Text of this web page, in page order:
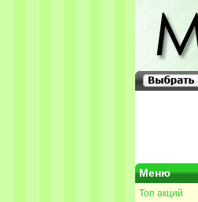
Меню
Топ акций